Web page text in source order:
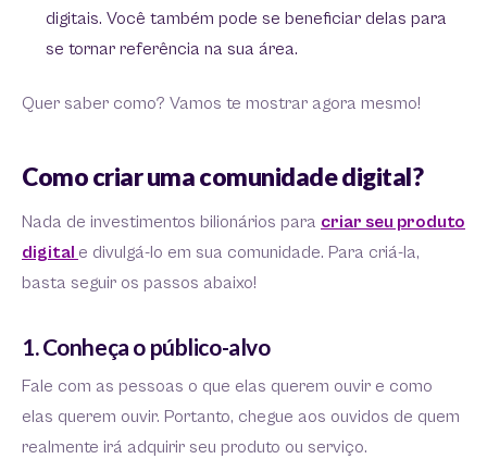
digitais. Você também pode se beneficiar delas para
se tornar referência na sua área.
Quer saber como? Vamos te mostrar agora mesmo!
Como criar uma comunidade digital?
Nada de investimentos bilionários para criar seu produto
digital e divulgá-lo em sua comunidade. Para criá-la,
basta seguir os passos abaixo!
1. Conheça o público-alvo
Fale com as pessoas o que elas querem ouvir e como
elas querem ouvir. Portanto, chegue aos ouvidos de quem
realmente irá adquirir seu produto ou serviço.